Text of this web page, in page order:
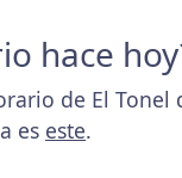
hace
de El Tonel
es este.